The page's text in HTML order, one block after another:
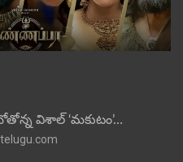
విశాల్ ‘మకుటం’…